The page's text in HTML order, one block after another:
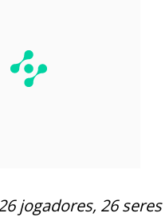
jogadores, 26